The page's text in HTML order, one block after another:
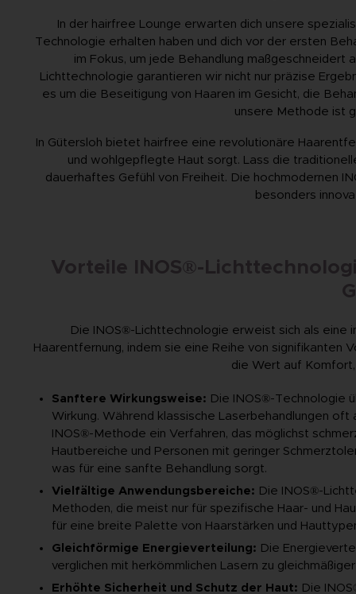
In der hairfree Lounge erwarten dich unsere
Technologie erhalten haben und dich vor der ersten
im Fokus, um jede Behandlung maßgeschneidert
Lichttechnologie garantieren wir nicht nur präzise
es um die Beseitigung von Haaren im Gesicht, die
unsere Methode ist
In Gütersloh bietet hairfree eine revolutionäre
und wohlgepflegte Haut sorgt. Lass die
dauerhaftes Gefühl von Freiheit. Die hochmodernen
besonders
Vorteile INOS®-
Die INOS®-Lichttechnologie erweist sich als eine
Haarentfernung, indem sie eine Reihe von signifikanten
die Wert auf
Sanftere Wirkungsweise: Die INOS®-Technologie
Wirkung. Während klassische Laserbehandlungen
INOS®-Methode ein Verfahren, das möglichst
Hautbereiche und Personen mit geringer
was für eine sanfte Behandlung sorgt.
Vielfältige Anwendungsbereiche: Die INOS®-
Methoden, die meist nur für spezifische Haar- und
für eine breite Palette von Haarstärken und
Gleichförmige Energieverteilung: Die
verglichen mit herkömmlichen Lasern zu
Erhöhte Sicherheit und Schutz der Haut: Die